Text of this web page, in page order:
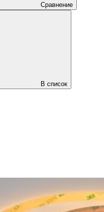
Сравнение
В список